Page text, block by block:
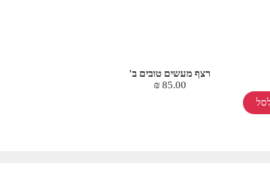
רצף מעשים טובים ב'
85.00
₪